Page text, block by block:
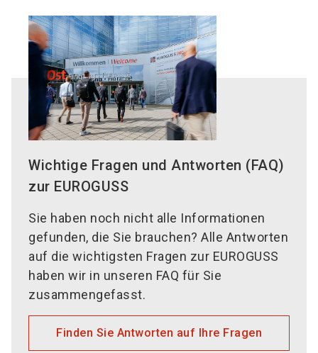
Wichtige Fragen und Antworten (FAQ)
zur EUROGUSS
Sie haben noch nicht alle Informationen
gefunden, die Sie brauchen? Alle Antworten
auf die wichtigsten Fragen zur EUROGUSS
haben wir in unseren FAQ für Sie
zusammengefasst.
Finden Sie Antworten auf Ihre Fragen